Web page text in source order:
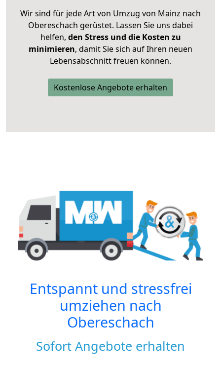
Wir sind für jede Art von Umzug von Mainz nach
Obereschach gerüstet. Lassen Sie uns dabei
helfen, den Stress und die Kosten zu
minimieren, damit Sie sich auf Ihren neuen
Lebensabschnitt freuen können.
Kostenlose Angebote erhalten
Entspannt und stressfrei
umziehen nach
Obereschach
Sofort Angebote erhalten